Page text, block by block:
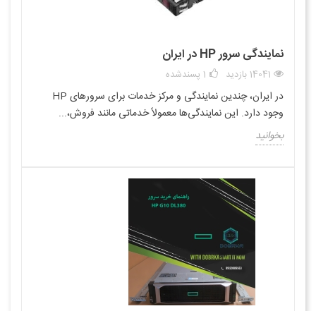
نمایندگی سرور HP در ایران
14041 بازدید 1 پسندشده
در ایران، چندین نمایندگی و مرکز خدمات برای سرورهای HP
وجود دارد. این نمایندگی‌ها معمولاً خدماتی مانند فروش،...
بخوانید